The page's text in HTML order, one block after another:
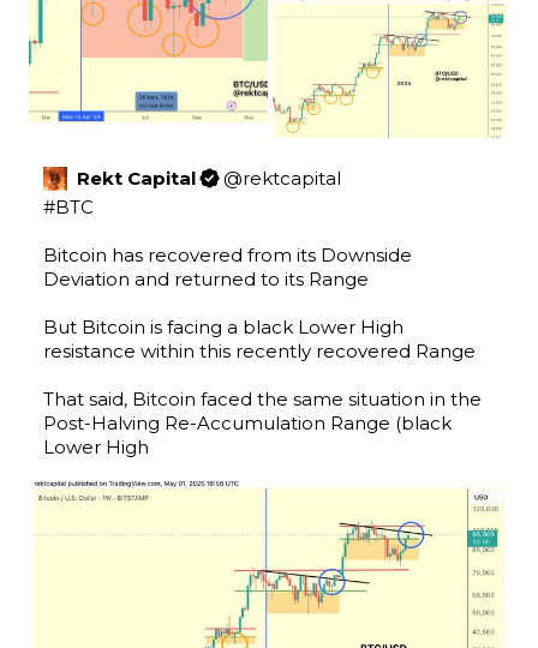
Rekt Capital @rektcapital
#BTC
Bitcoin has recovered from its Downside
Deviation and returned to its Range
But Bitcoin is facing a black Lower High
resistance within this recently recovered Range
That said, Bitcoin faced the same situation in the
Post-Halving Re-Accumulation Range (black
Lower High